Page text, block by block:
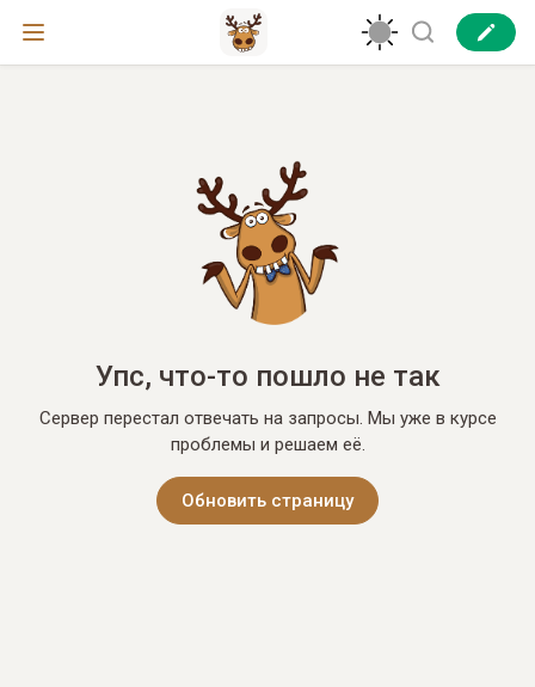
Упс, что-то пошло не так
Сервер перестал отвечать на запросы. Мы уже в курсе
проблемы и решаем её.
Обновить страницу